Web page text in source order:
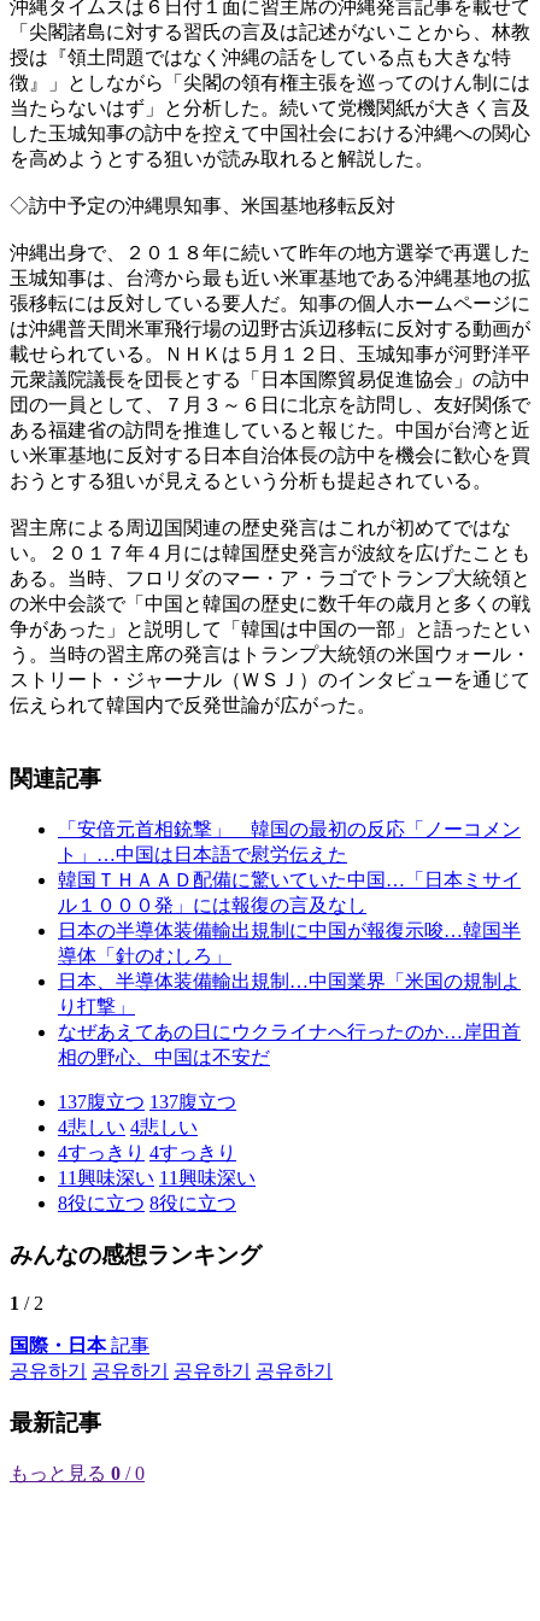
沖縄タイムスは６日付１面に習主席の沖縄発言記事を載せて
「尖閣諸島に対する習氏の言及は記述がないことから、林教
授は『領土問題ではなく沖縄の話をしている点も大きな特
徴』」としながら「尖閣の領有権主張を巡ってのけん制には
当たらないはず」と分析した。続いて党機関紙が大きく言及
した玉城知事の訪中を控えて中国社会における沖縄への関心
を高めようとする狙いが読み取れると解説した。
◇訪中予定の沖縄県知事、米国基地移転反対
沖縄出身で、２０１８年に続いて昨年の地方選挙で再選した
玉城知事は、台湾から最も近い米軍基地である沖縄基地の拡
張移転には反対している要人だ。知事の個人ホームページに
は沖縄普天間米軍飛行場の辺野古浜辺移転に反対する動画が
載せられている。ＮＨＫは５月１２日、玉城知事が河野洋平
元衆議院議長を団長とする「日本国際貿易促進協会」の訪中
団の一員として、７月３～６日に北京を訪問し、友好関係で
ある福建省の訪問を推進していると報じた。中国が台湾と近
い米軍基地に反対する日本自治体長の訪中を機会に歓心を買
おうとする狙いが見えるという分析も提起されている。
習主席による周辺国関連の歴史発言はこれが初めてではな
い。２０１７年４月には韓国歴史発言が波紋を広げたことも
ある。当時、フロリダのマー・ア・ラゴでトランプ大統領と
の米中会談で「中国と韓国の歴史に数千年の歳月と多くの戦
争があった」と説明して「韓国は中国の一部」と語ったとい
う。当時の習主席の発言はトランプ大統領の米国ウォール・
ストリート・ジャーナル（ＷＳＪ）のインタビューを通じて
伝えられて韓国内で反発世論が広がった。
関連記事
「安倍元首相銃撃」 韓国の最初の反応「ノーコメン
ト」…中国は日本語で慰労伝えた
韓国ＴＨＡＡＤ配備に驚いていた中国…「日本ミサイ
ル１０００発」には報復の言及なし
日本の半導体装備輸出規制に中国が報復示唆…韓国半
導体「針のむしろ」
日本、半導体装備輸出規制…中国業界「米国の規制よ
り打撃」
なぜあえてあの日にウクライナへ行ったのか…岸田首
相の野心、中国は不安だ
137腹立つ 137腹立つ
4悲しい 4悲しい
4すっきり 4すっきり
11興味深い 11興味深い
8役に立つ 8役に立つ
みんなの感想ランキング
1 / 2
国際・日本記事
공유하기
공유하기 공유하기 공유하기
最新記事
もっと見る 0 / 0